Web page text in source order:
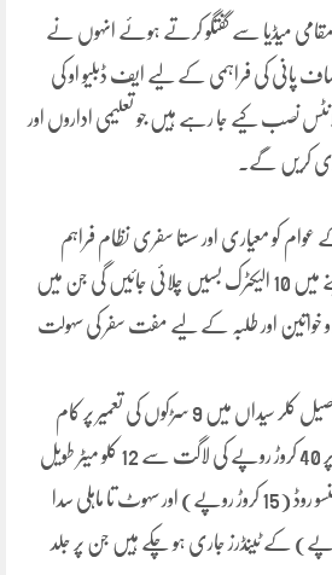
مقامی میڈیا سے گفتگو کرتے ہوئے انہوں نے
کو صاف پانی کی فراہمی کے لیے ایف ڈبلیو او کی
43 فلٹریشن پلانٹس نصب کیے جا رہے ہیں جو تعلیمی اداروں اور
کریں گے۔
کو معیاری اور سستا سفری نظام فراہم
کرنے کے لیے جون کے مہینے میں 10 الیکٹرک بسیں چلائی جائیں گی جن میں
و خواتین اور طلبہ کے لیے مفت سفر کی سہولت
ایم پی اے نے مزید بتایا کہ تحصیل کلر سیداں میں 9 سڑکوں کی تعمیر پر کام
جاری ہے، بنائل کے مقام پر 40 کروڑ روپے کی لاگت سے 12 کلو میٹر طویل
سڑک زیر تعمیر ہے، جبکہ پنڈ بہنسو روڈ (15 کروڑ روپے) اور سہوٹ تا ماہلی سدا
کلومیٹر، 15 کروڑ روپے) کے ٹینڈرز جاری ہو چکے ہیں جن پر جلد